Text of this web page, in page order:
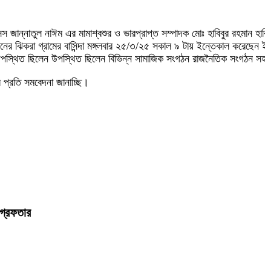
জান্নাতুল নাঈম এর মামাশ্বশুর ও ভারপ্রাপ্ত সম্পাদক মোঃ হাবিবুর রহমান
গ্রামের বাসিন্দা মঙ্গলবার ২৫/৩/২৫ সকাল ৯ টায় ইন্তেকাল করেছেন
ছিলেন উপস্থিত ছিলেন বিভিন্ন সামাজিক সংগঠন রাজনৈতিক সংগঠন সহ
সমবেদনা জানাচ্ছি।